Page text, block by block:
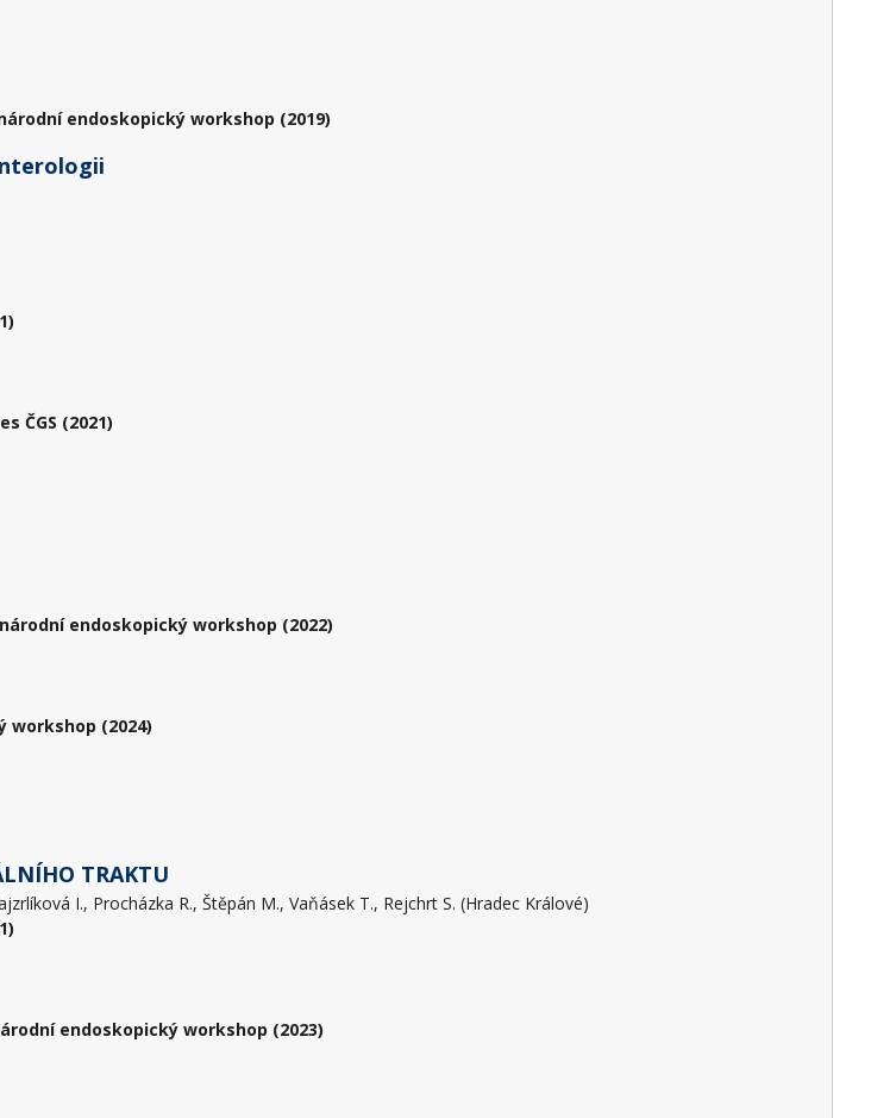
endoskopický workshop (2019)
ČGS (2021)
endoskopický workshop (2022)
workshop (2024)
TRAKTU
Cyrany J., Balihar K., Falt P., Kohoutová D., Kroupa R., Martínek J., Mikoviny Kajzrlíková I., Procházka R., Štěpán M., Vaňásek T., Rejchrt S. (Hradec Králové)
endoskopický workshop (2023)